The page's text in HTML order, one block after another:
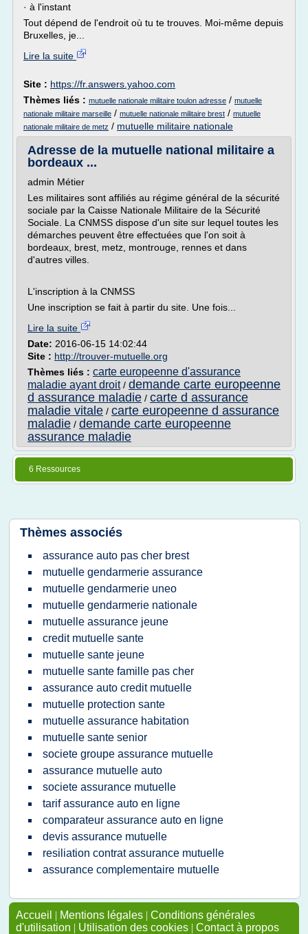
· à l'instant
Tout dépend de l'endroit où tu te trouves. Moi-même depuis
Bruxelles, je...
Lire la suite
Site : https://fr.answers.yahoo.com
Thèmes liés : mutuelle nationale militaire toulon adresse / mutuelle
nationale militaire marseille / mutuelle nationale militaire brest / mutuelle
nationale militaire de metz / mutuelle militaire nationale
Adresse de la mutuelle national militaire a
bordeaux ...
admin Métier
Les militaires sont affiliés au régime général de la sécurité
sociale par la Caisse Nationale Militaire de la Sécurité
Sociale. La CNMSS dispose d'un site sur lequel toutes les
démarches peuvent être effectuées que l'on soit à
bordeaux, brest, metz, montrouge, rennes et dans
d'autres villes.
L'inscription à la CNMSS
Une inscription se fait à partir du site. Une fois...
Lire la suite
Date: 2016-06-15 14:02:44
Site : http://trouver-mutuelle.org
Thèmes liés : carte europeenne d'assurance
maladie ayant droit/ demande carte europeenne
d assurance maladie / carte d assurance
maladie vitale / carte europeenne d assurance
maladie / demande carte europeenne
assurance maladie
6 Ressources
Thèmes associés
assurance auto pas cher brest
mutuelle gendarmerie assurance
mutuelle gendarmerie uneo
mutuelle gendarmerie nationale
mutuelle assurance jeune
credit mutuelle sante
mutuelle sante jeune
mutuelle sante famille pas cher
assurance auto credit mutuelle
mutuelle protection sante
mutuelle assurance habitation
mutuelle sante senior
societe groupe assurance mutuelle
assurance mutuelle auto
societe assurance mutuelle
tarif assurance auto en ligne
comparateur assurance auto en ligne
devis assurance mutuelle
resiliation contrat assurance mutuelle
assurance complementaire mutuelle
Accueil | Mentions légales | Conditions générales
d'utilisation | Utilisation des cookies | Contact à propos